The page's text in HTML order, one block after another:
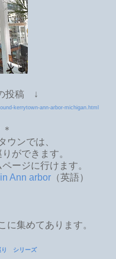
投稿 ↓
kerrytown-ann-arbor-michigan.html
ウンでは、
ができます。
ージに行けます。
Ann arbor（英語）
に集めてあります。
り シリーズ